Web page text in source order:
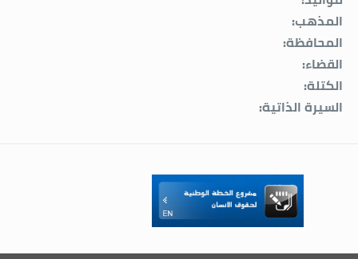
المذهب:
المحافظة:
القضاء:
الكتلة:
السيرة الذاتية: